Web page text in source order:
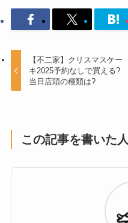
【不二家】クリスマスケー
キ2025予約なしで買える?
当日店頭の種類は?
この記事を書いた人